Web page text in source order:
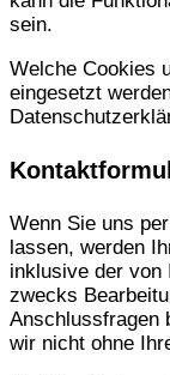
sein.
Welche Cookies
eingesetzt
Wenn Sie uns
lassen, werden
inklusive der von
zwecks
Anschlussfragen
wir nicht ohne